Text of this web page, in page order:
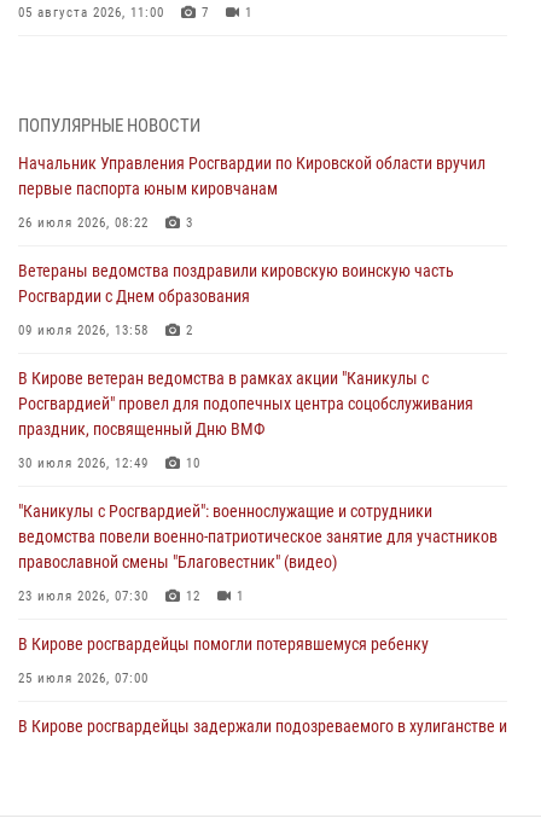
05 августа 2026, 11:00 7 1
04 августа 2026, 09:30
В Кирове росгвардейцы задержали подозреваемого в грабеже
03 августа 2026, 09:01
митинге в честь Дня воздушно-десантных войск
03 августа 2026, 08:45
магазина
02 августа 2026, 07:00
1 августа – День дежурной службы войск национальной гвардии
01 августа 2026, 09:39
ПОПУЛЯРНЫЕ НОВОСТИ
Начальник Управления Росгвардии по Кировской области вручил
первые паспорта юным кировчанам
26 июля 2026, 08:22 3
Ветераны ведомства поздравили кировскую воинскую часть
Росгвардии с Днем образования
09 июля 2026, 13:58 2
В Кирове ветеран ведомства в рамках акции "Каникулы с
Росгвардией" провел для подопечных центра соцобслуживания
праздник, посвященный Дню ВМФ
30 июля 2026, 12:49 10
"Каникулы с Росгвардией": военнослужащие и сотрудники
ведомства повели военно-патриотическое занятие для участников
православной смены "Благовестник" (видео)
23 июля 2026, 07:30 12 1
В Кирове росгвардейцы помогли потерявшемуся ребенку
25 июля 2026, 07:00
В Кирове росгвардейцы задержали подозреваемого в хулиганстве и